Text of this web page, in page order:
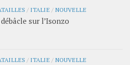
/ ITALIE / NOUVELLE
sur l’Isonzo
/ ITALIE / NOUVELLE